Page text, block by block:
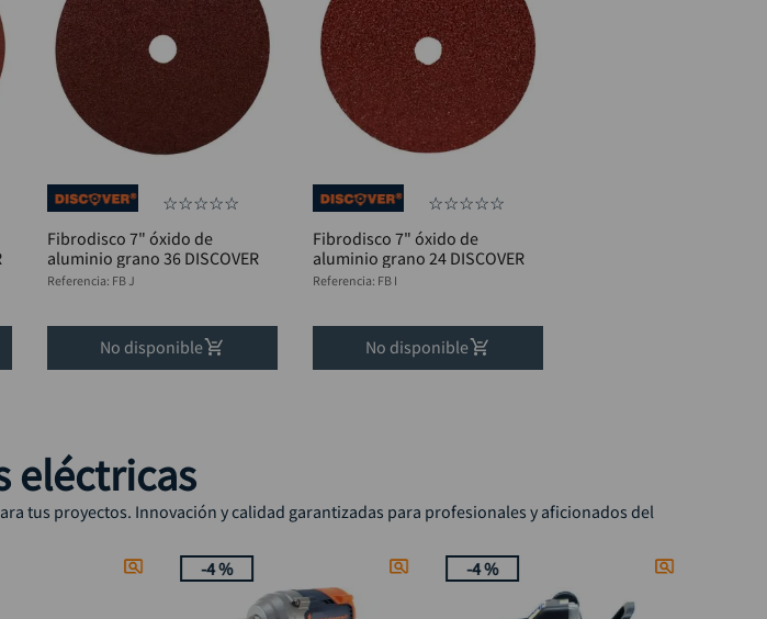
☆☆☆☆☆
Fibrodisco 7" óxido de
aluminio grano 36 DISCOVER
Referencia: FB J
No disponible
☆☆☆☆☆
Fibrodisco 7" óxido de
aluminio grano 24 DISCOVER
Referencia: FB I
No disponible
eléctricas
tus proyectos. Innovación y calidad garantizadas para profesionales y aficionados del
-4 % -4 %